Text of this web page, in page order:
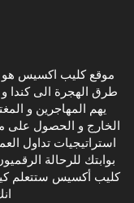
موقع كليب اكسيس هو
طرق الهجرة الى كندا و
يهم المهاجرين و
الخارج و الحصول على
استراتيجيات تداول
بوابتك للرحالة
كليب أكسيس ستتعلم